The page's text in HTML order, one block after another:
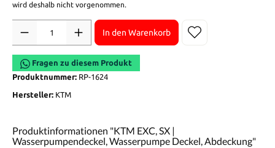
wird deshalb nicht vorgenommen.
In den Warenkorb
Fragen zu diesem Produkt
Produktnummer: RP-1624
Hersteller: KTM
Produktinformationen "KTM EXC, SX |
Wasserpumpendeckel, Wasserpumpe Deckel, Abdeckung"